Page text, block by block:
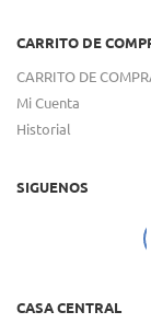
CARRITO DE
CARRITO DE
Mi Cuenta
Historial
SIGUENOS
CASA CENTRAL